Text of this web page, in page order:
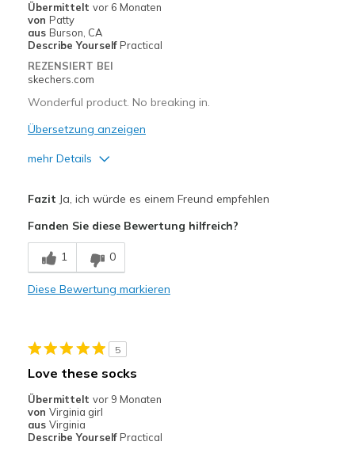
Übermittelt vor 6 Monaten
von Patty
aus Burson, CA
Describe Yourself Practical
REZENSIERT BEI
skechers.com
Wonderful product. No breaking in.
Übersetzung anzeigen
mehr Details
Comfortable
Durable
View On Shoes
I'm Into Shoes
Fazit Ja, ich würde es einem Freund empfehlen
Fanden Sie diese Bewertung hilfreich?
1 0
Diese Bewertung markieren
5
Love these socks
Übermittelt vor 9 Monaten
von Virginia girl
aus Virginia
Describe Yourself Practical